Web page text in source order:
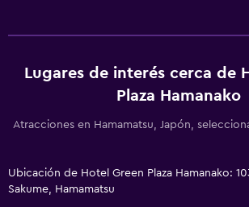
Salud y seguridad
Botiquín de primeros auxilios
Lugares de interés cerca de
Plaza Hamanako
Atracciones en Hamamatsu, Japón,
Ubicación de Hotel Green Plaza Hamanako:
Sakume, Hamamatsu